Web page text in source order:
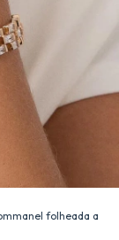
folheada a